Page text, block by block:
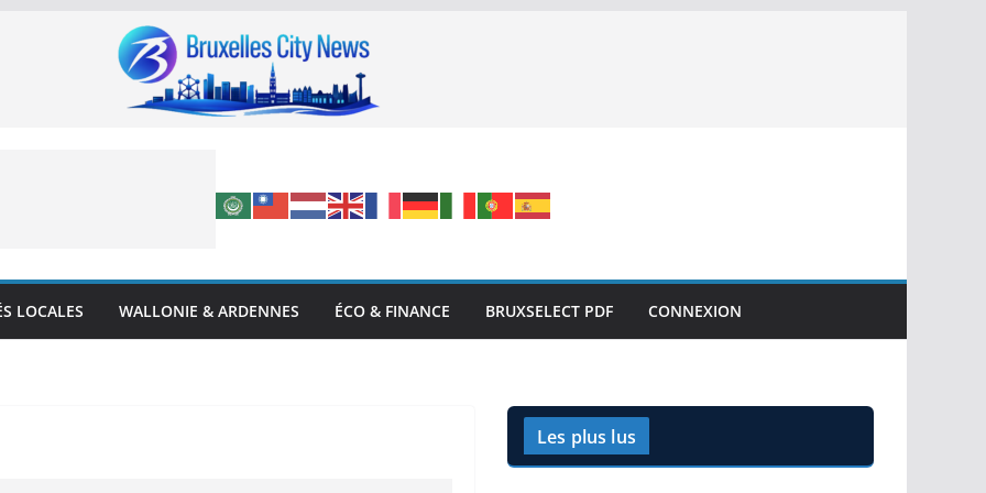
LOCALES WALLONIE & ARDENNES ÉCO & FINANCE BRUXSELECT PDF CONNEXION
Les plus lus